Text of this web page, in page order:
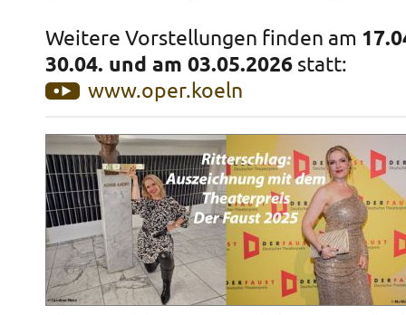
Weitere Vorstellungen finden am
30.04. und am 03.05.2026 statt:
www.oper.koeln